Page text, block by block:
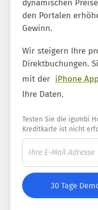
dynamischen
den Portalen
Gewinn.
Wir steigern Ihre
Direktbuchungen.
mit der iPhone App
Ihre Daten.
Testen Sie die igumbi
Kreditkarte ist nicht
30 Tage